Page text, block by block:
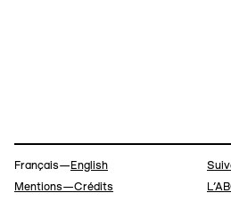
Navigation
Français— English
Mentions—Crédits